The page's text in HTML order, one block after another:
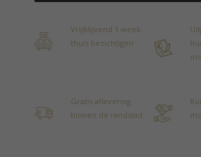
Vrijblijvend 1 week
thuis bezichtigen
Gratis aflevering
binnen de randstad